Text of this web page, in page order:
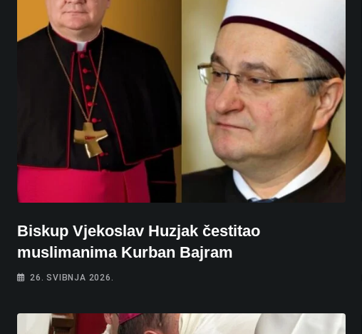
Biskup Vjekoslav Huzjak čestitao
muslimanima Kurban Bajram
26. SVIBNJA 2026.